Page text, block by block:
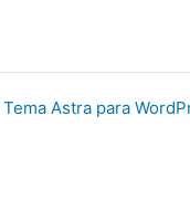
Tema Astra para